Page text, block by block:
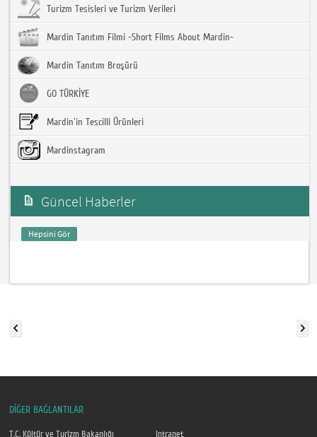
Turizm Tesisleri ve Turizm Verileri
Mardin Tanıtım Filmi -Short Films About Mardin-
Mardin Tanıtım Broşürü
GO TÜRKİYE
Mardin'in Tescilli Ürünleri
Mardinstagram
Güncel Haberler
Hepsini Gör
DİĞER BAĞLANTILAR
T.C. Kültür ve Turizm Bakanlığı Intranet